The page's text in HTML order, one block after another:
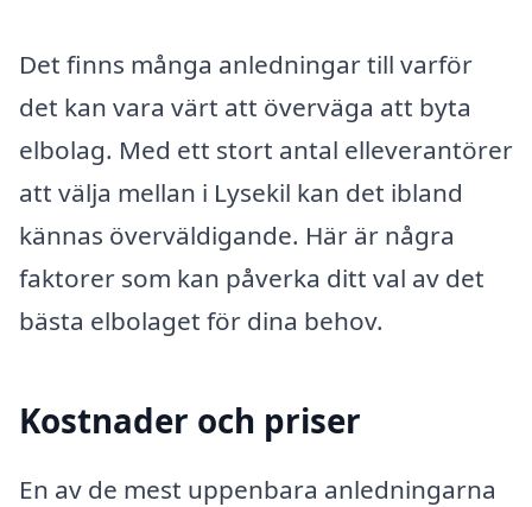
Det finns många anledningar till varför
det kan vara värt att överväga att byta
elbolag. Med ett stort antal elleverantörer
att välja mellan i Lysekil kan det ibland
kännas överväldigande. Här är några
faktorer som kan påverka ditt val av det
bästa elbolaget för dina behov.
Kostnader och priser
En av de mest uppenbara anledningarna